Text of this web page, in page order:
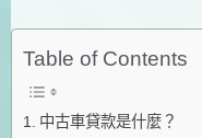
Table of Contents
中古車貸款是什麼？